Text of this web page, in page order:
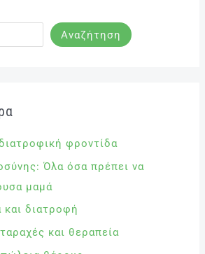
Αναζήτηση
φροντίδα
Όλα όσα πρέπει να
μαμά
διατροφή
και θεραπεία